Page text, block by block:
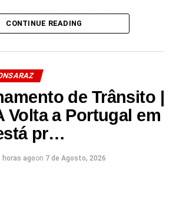
de trânsito em
para a Light RunH…
efetuar os traba…
desta cerimónia que, ano após ano,
dedicado a cada padroeiro, da
Sérgio, e ocupam o seu lugar
António. Segue-se a Eucaristia,
na escadaria da Igreja Matriz, num
fé, comunhão e identidade.
religiosa, esta é uma celebração
da preservação das tradições e
CONTINUE READING
de Trânsito |
Volta a Portugal em
pr…
horas agoon 7 de Agosto, 2026